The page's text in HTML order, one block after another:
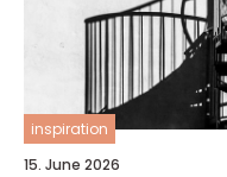
inspiration
15. June 2026